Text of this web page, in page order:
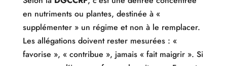
en nutriments ou plantes, destinée à «
supplémenter » un régime et non à le remplacer.
Les allégations doivent rester mesurées : «
favorise », « contribue », jamais « fait maigrir ». Si